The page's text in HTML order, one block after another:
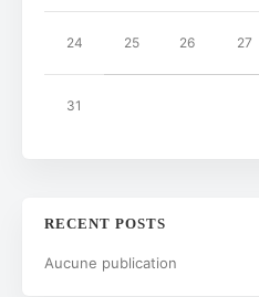
24 25 26 27
31
RECENT POSTS
Aucune publication